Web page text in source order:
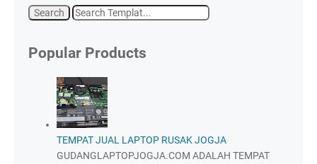
Popular Products
TEMPAT JUAL LAPTOP RUSAK JOGJA
GUDANGLAPTOPJOGJA.COM ADALAH TEMPAT